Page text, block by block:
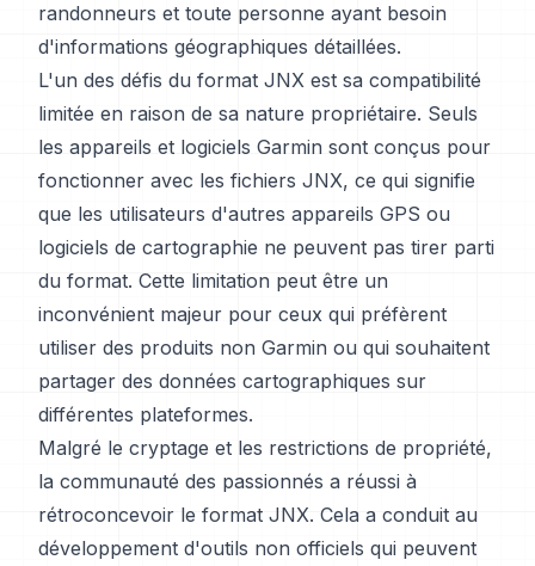
randonneurs et toute personne ayant besoin
d'informations géographiques détaillées.
L'un des défis du format JNX est sa compatibilité
limitée en raison de sa nature propriétaire. Seuls
les appareils et logiciels Garmin sont conçus pour
fonctionner avec les fichiers JNX, ce qui signifie
que les utilisateurs d'autres appareils GPS ou
logiciels de cartographie ne peuvent pas tirer parti
du format. Cette limitation peut être un
inconvénient majeur pour ceux qui préfèrent
utiliser des produits non Garmin ou qui souhaitent
partager des données cartographiques sur
différentes plateformes.
Malgré le cryptage et les restrictions de propriété,
la communauté des passionnés a réussi à
rétroconcevoir le format JNX. Cela a conduit au
développement d'outils non officiels qui peuvent